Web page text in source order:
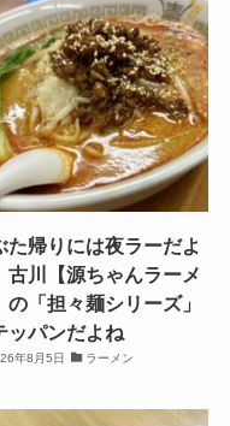
た帰りには夜ラーだよ
古川【源ちゃんラーメ
の「担々麺シリーズ」
ッパンだよね
年8月5日 ラーメン